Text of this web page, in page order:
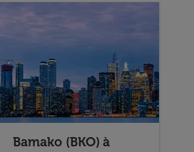
Bamako (BKO) à